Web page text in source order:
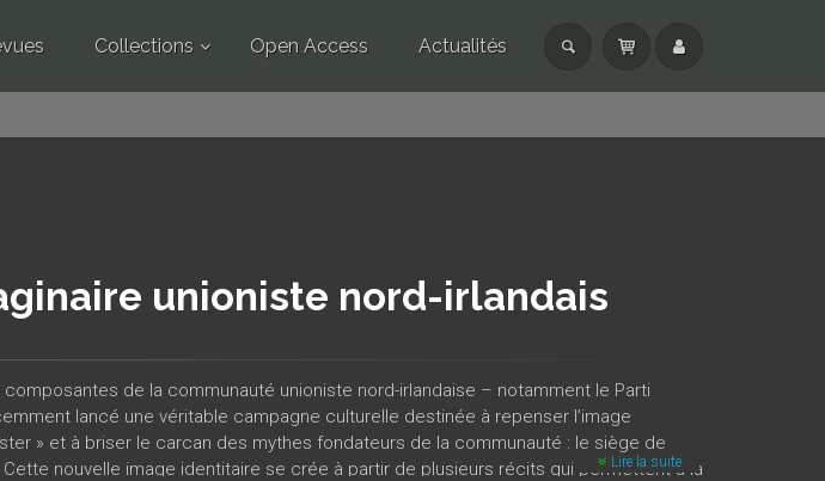
Collections Open Access Actualités
unioniste nord-irlandais
de la communauté unioniste nord-irlandaise – notamment le Parti
lancé une véritable campagne culturelle destinée à repenser l’image
» et à briser le carcan des mythes fondateurs de la communauté : le siège de
nouvelle image identitaire se crée à partir de plusieurs récits qui permettent à la
Lire la suite